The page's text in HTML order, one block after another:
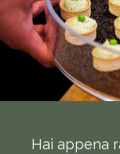
Hai appena